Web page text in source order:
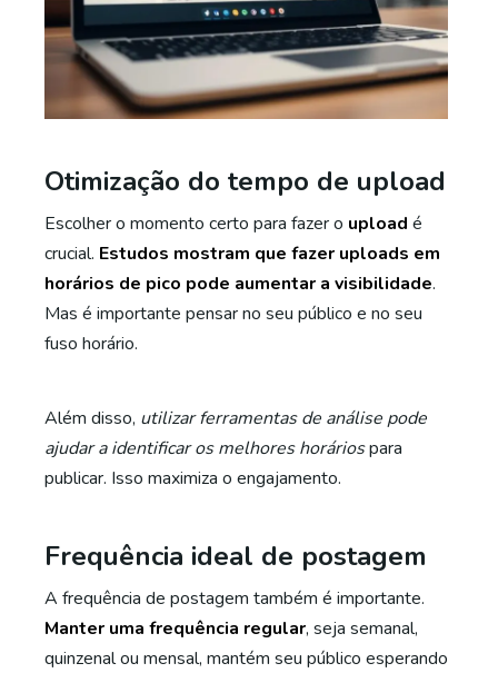
Otimização do tempo de upload
Escolher o momento certo para fazer o upload é
crucial. Estudos mostram que fazer uploads em
horários de pico pode aumentar a visibilidade.
Mas é importante pensar no seu público e no seu
fuso horário.
Além disso, utilizar ferramentas de análise pode
ajudar a identificar os melhores horáriospara
publicar. Isso maximiza o engajamento.
Frequência ideal de postagem
A frequência de postagem também é importante.
Manter uma frequência regular, seja semanal,
quinzenal ou mensal, mantém seu público esperando